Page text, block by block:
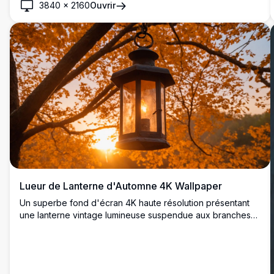
3840 × 2160Ouvrir
Lueur de Lanterne d'Automne 4K Wallpaper
Un superbe fond d'écran 4K haute résolution présentant
une lanterne vintage lumineuse suspendue aux branches